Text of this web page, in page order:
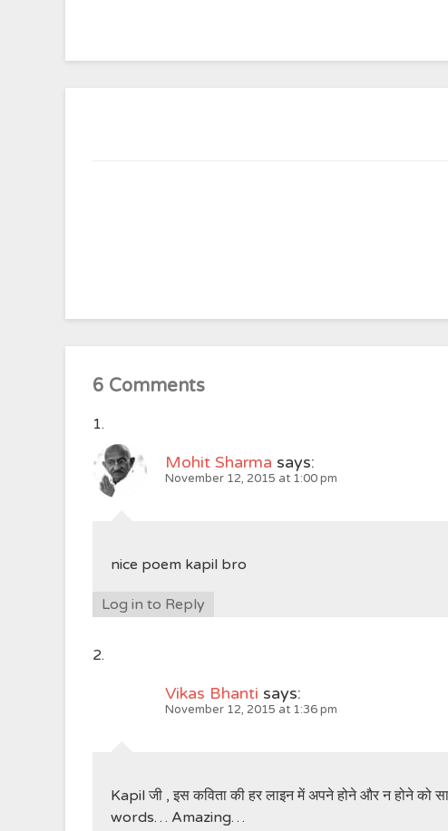
6 Comments
Mohit Sharma says:
November 12, 2015 at 1:00 pm
nice poem kapil bro
Log in to Reply
Vikas Bhanti says:
November 12, 2015 at 1:36 pm
Kapil जी , इस कविता की हर लाइन में अपने होने और न होने
words… Amazing…